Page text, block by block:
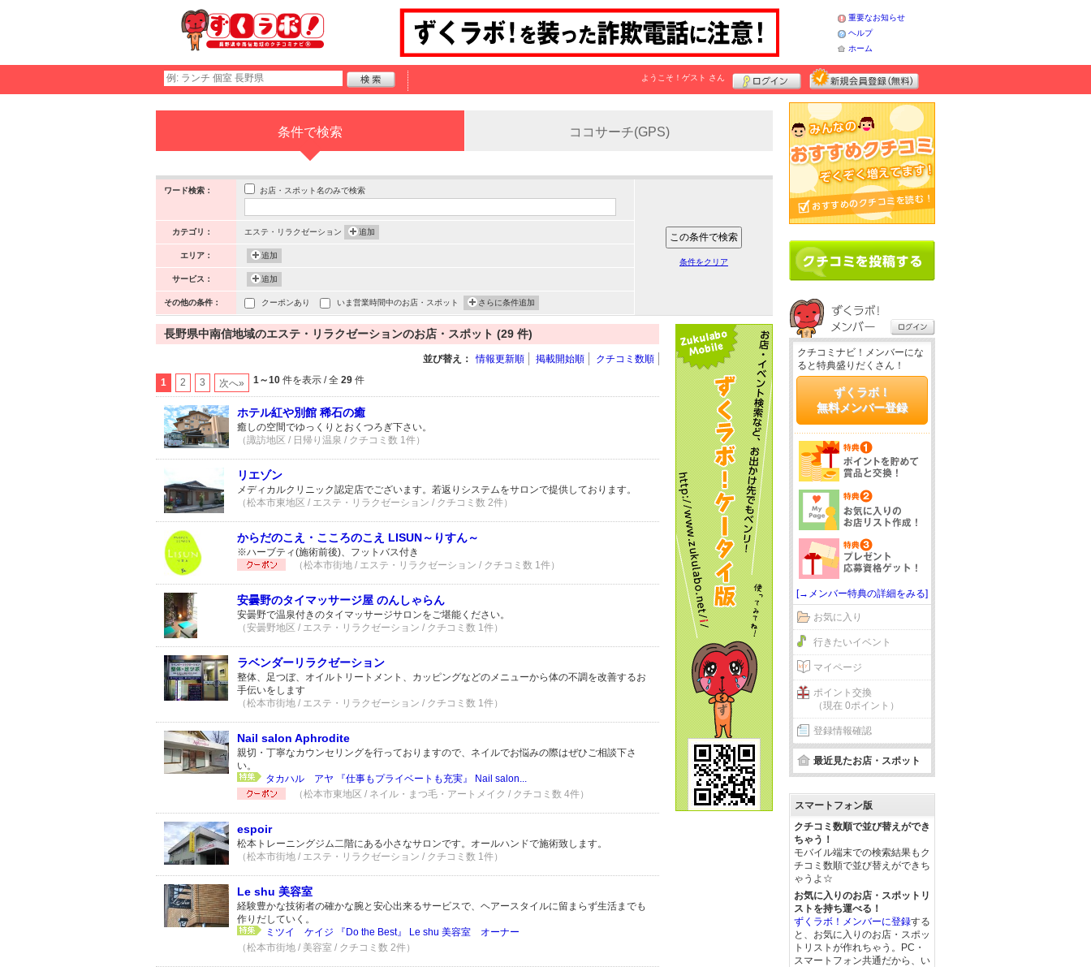
重要なお知らせ
ヘルプ
ホーム
ようこそ！ ゲスト さん
条件で検索 ココサーチ(GPS)
ワード検索： お店・スポット名のみで検索
カテゴリ： エステ・リラクゼーション 追加
エリア： 追加
サービス： 追加
その他の条件： クーポンあり いま営業時間中のお店・スポット さらに条件追加
条件をクリア
長野県中南信地域のエステ・リラクゼーションのお店・スポット (29 件)
並び替え： 情報更新順 掲載開始順 クチコミ数順
1 2 3 次へ» 1～10 件を表示 / 全 29 件
ホテル紅や別館 稀石の癒
癒しの空間でゆっくりとおくつろぎ下さい。
（諏訪地区 / 日帰り温泉 / クチコミ数 1件）
リエゾン
メディカルクリニック認定店でございます。若返りシステムをサロンで提供しております。
（松本市東地区 / エステ・リラクゼーション / クチコミ数 2件）
からだのこえ・こころのこえ LISUN～りすん～
※ハーブティ(施術前後)、フットバス付き
（松本市街地 / エステ・リラクゼーション / クチコミ数 1件）
安曇野のタイマッサージ屋 のんしゃらん
安曇野で温泉付きのタイマッサージサロンをご堪能ください。
（安曇野地区 / エステ・リラクゼーション / クチコミ数 1件）
ラベンダーリラクゼーション
整体、足つぼ、オイルトリートメント、カッピングなどのメニューから体の不調を改善するお
手伝いをします
（松本市街地 / エステ・リラクゼーション / クチコミ数 1件）
Nail salon Aphrodite
親切・丁寧なカウンセリングを行っておりますので、ネイルでお悩みの際はぜひご相談下さ
い。
タカハル アヤ 『仕事もプライベートも充実』 Nail salon...
（松本市東地区 / ネイル・まつ毛・アートメイク / クチコミ数 4件）
espoir
松本トレーニングジム二階にある小さなサロンです。オールハンドで施術致します。
（松本市街地 / エステ・リラクゼーション / クチコミ数 1件）
Le shu 美容室
経験豊かな技術者の確かな腕と安心出来るサービスで、ヘアースタイルに留まらず生活までも
作りだしていく。
ミツイ ケイジ 『Do the Best』 Le shu 美容室 オーナー
（松本市街地 / 美容室 / クチコミ数 2件）
クチコミナビ！メンバーにな
ると特典盛りだくさん！
ずくラボ！
無料メンバー登録
[→メンバー特典の詳細をみる]
お気に入り
行きたいイベント
マイページ
ポイント交換
（現在 0ポイント）
登録情報確認
最近見たお店・スポット
スマートフォン版
クチコミ数順で並び替えができ
ちゃう！
モバイル端末での検索結果もク
チコミ数順で並び替えができち
ゃうよ☆
お気に入りのお店・スポットリ
ストを持ち運べる！
ずくラボ！メンバーに登録する
と、お気に入りのお店・スポッ
トリストが作れちゃう。PC・
スマートフォン共通だから、い